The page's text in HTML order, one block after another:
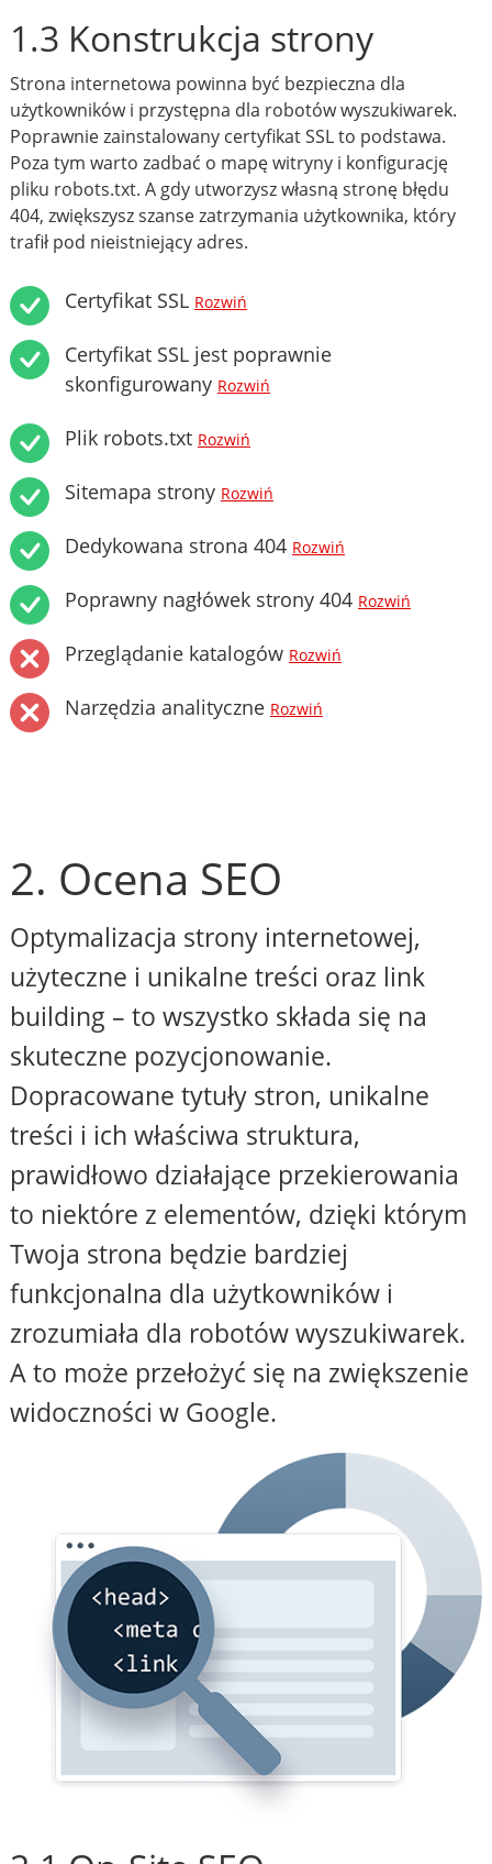
1.3 Konstrukcja strony
Strona internetowa powinna być bezpieczna dla
użytkowników i przystępna dla robotów wyszukiwarek.
Poprawnie zainstalowany certyfikat SSL to podstawa.
Poza tym warto zadbać o mapę witryny i konfigurację
pliku robots.txt. A gdy utworzysz własną stronę błędu
404, zwiększysz szanse zatrzymania użytkownika, który
trafił pod nieistniejący adres.
Certyfikat SSL Rozwiń
Certyfikat SSL jest poprawnie
skonfigurowany Rozwiń
Plik robots.txt Rozwiń
Sitemapa strony Rozwiń
Dedykowana strona 404 Rozwiń
Poprawny nagłówek strony 404 Rozwiń
Przeglądanie katalogów Rozwiń
Narzędzia analityczne Rozwiń
2. Ocena SEO
Optymalizacja strony internetowej,
użyteczne i unikalne treści oraz link
building – to wszystko składa się na
skuteczne pozycjonowanie.
Dopracowane tytuły stron, unikalne
treści i ich właściwa struktura,
prawidłowo działające przekierowania
to niektóre z elementów, dzięki którym
Twoja strona będzie bardziej
funkcjonalna dla użytkowników i
zrozumiała dla robotów wyszukiwarek.
A to może przełożyć się na zwiększenie
widoczności w Google.